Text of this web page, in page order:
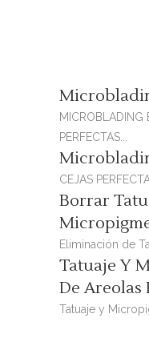
MICROBLADING
PERFECTAS...
CEJAS
Borrar
Eliminación de
Tatuaje Y
De Areolas
Tatuaje y